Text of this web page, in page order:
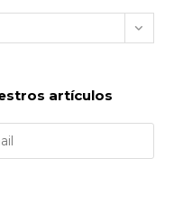
artículos